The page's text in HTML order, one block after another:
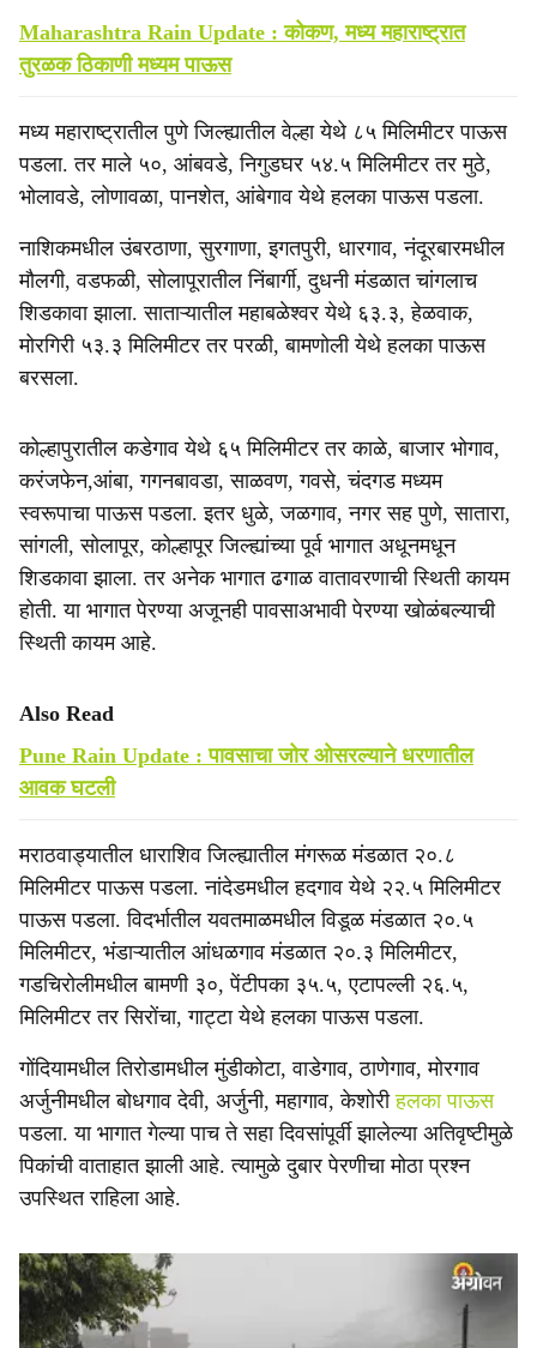
Maharashtra Rain Update : कोकण, मध्य महाराष्ट्रात
तुरळक ठिकाणी मध्यम पाऊस
मध्य महाराष्ट्रातील पुणे जिल्ह्यातील वेल्हा येथे ८५ मिलिमीटर पाऊस
पडला. तर माले ५०, आंबवडे, निगुडघर ५४.५ मिलिमीटर तर मुठे,
भोलावडे, लोणावळा, पानशेत, आंबेगाव येथे हलका पाऊस पडला.
नाशिकमधील उंबरठाणा, सुरगाणा, इगतपुरी, धारगाव, नंदूरबारमधील
मौलगी, वडफळी, सोलापूरातील निंबार्गी, दुधनी मंडळात चांगलाच
शिडकावा झाला. साताऱ्यातील महाबळेश्‍वर येथे ६३.३, हेळवाक,
मोरगिरी ५३.३ मिलिमीटर तर परळी, बामणोली येथे हलका पाऊस
बरसला.
कोल्हापुरातील कडेगाव येथे ६५ मिलिमीटर तर काळे, बाजार भोगाव,
करंजफेन,आंबा, गगनबावडा, साळवण, गवसे, चंदगड मध्यम
स्वरूपाचा पाऊस पडला. इतर धुळे, जळगाव, नगर सह पुणे, सातारा,
सांगली, सोलापूर, कोल्हापूर जिल्ह्यांच्या पूर्व भागात अधूनमधून
शिडकावा झाला. तर अनेक भागात ढगाळ वातावरणाची स्थिती कायम
होती. या भागात पेरण्या अजूनही पावसाअभावी पेरण्या खोळंबल्याची
स्थिती कायम आहे.
Also Read
Pune Rain Update : पावसाचा जोर ओसरल्याने धरणातील
आवक घटली
मराठवाड्यातील धाराशिव जिल्ह्यातील मंगरूळ मंडळात २०.८
मिलिमीटर पाऊस पडला. नांदेडमधील हदगाव येथे २२.५ मिलिमीटर
पाऊस पडला. विदर्भातील यवतमाळमधील विडूळ मंडळात २०.५
मिलिमीटर, भंडाऱ्यातील आंधळगाव मंडळात २०.३ मिलिमीटर,
गडचिरोलीमधील बामणी ३०, पेंटीपका ३५.५, एटापल्ली २६.५,
मिलिमीटर तर सिरोंचा, गाट्टा येथे हलका पाऊस पडला.
गोंदियामधील तिरोडामधील मुंडीकोटा, वाडेगाव, ठाणेगाव, मोरगाव
अर्जुनीमधील बोधगाव देवी, अर्जुनी, महागाव, केशोरीहलका पाऊस
पडला. या भागात गेल्या पाच ते सहा दिवसांपूर्वी झालेल्या अतिवृष्टीमुळे
पिकांची वाताहात झाली आहे. त्यामुळे दुबार पेरणीचा मोठा प्रश्न
उपस्थित राहिला आहे.